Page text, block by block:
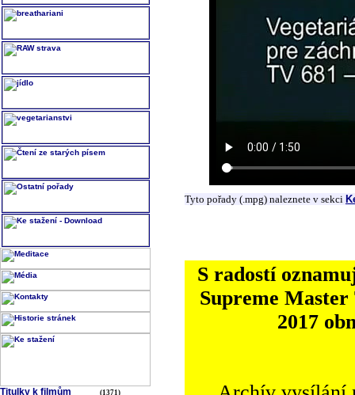
Titulky k filmům (1371)
Tyto pořady (.mpg) naleznete v sekci
S radostí
Supreme
2017